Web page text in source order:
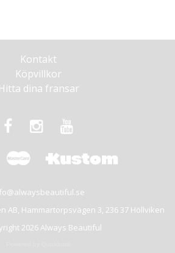
Kontakt
Köpvillkor
Hitta dina fransar
AB, Hammartorpsvägen 3, 236 37 Höllviken
2026 Always Beautiful